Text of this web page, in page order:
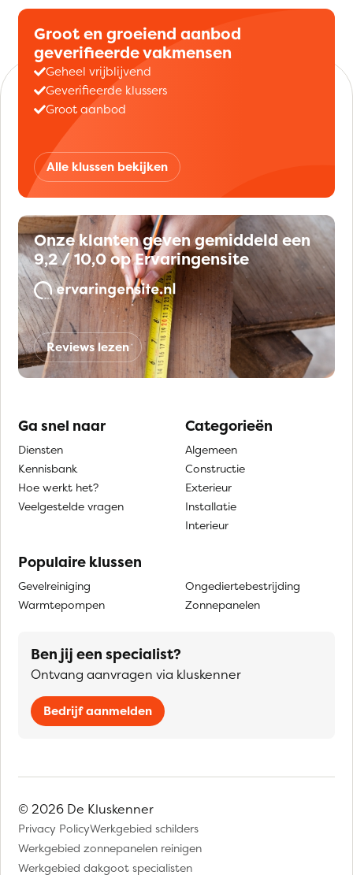
Groot en groeiend aanbod
geverifieerde vakmensen
Geheel vrijblijvend
Geverifieerde klussers
Groot aanbod
Alle klussen bekijken
Onze klanten geven gemiddeld een
9,2 / 10,0 op Ervaringensite
Reviews lezen
Ga snel naar
Diensten
Kennisbank
Hoe werkt het?
Veelgestelde vragen
Categorieën
Algemeen
Constructie
Exterieur
Installatie
Interieur
Populaire klussen
Gevelreiniging
Warmtepompen
Ongediertebestrijding
Zonnepanelen
Ben jij een specialist?
Ontvang aanvragen via kluskenner
Bedrijf aanmelden
© 2026 De Kluskenner
Privacy PolicyWerkgebied schilders
Werkgebied zonnepanelen reinigen
Werkgebied dakgoot specialisten